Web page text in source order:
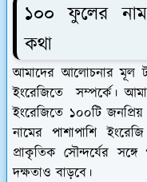
১০০ ফুলের
কথা
আমাদের আলোচনার মূল
ইংরেজিতে সম্পর্কে।
ইংরেজিতে ১০০টি
নামের পাশাপাশি
প্রাকৃতিক সৌন্দর্যের
দক্ষতাও বাড়বে।